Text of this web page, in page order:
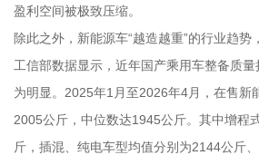
盈利空间被极致压缩。
除此之外，新能源车“越造越重”的行业趋势
工信部数据显示，近年国产乘用车整备质
为明显。2025年1月至2026年4月，在售新
2005公斤，中位数达1945公斤。其中增程
斤，插混、纯电车型均值分别为2144公斤